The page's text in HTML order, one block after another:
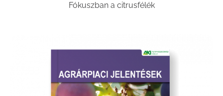
Fókuszban a citrusfélék